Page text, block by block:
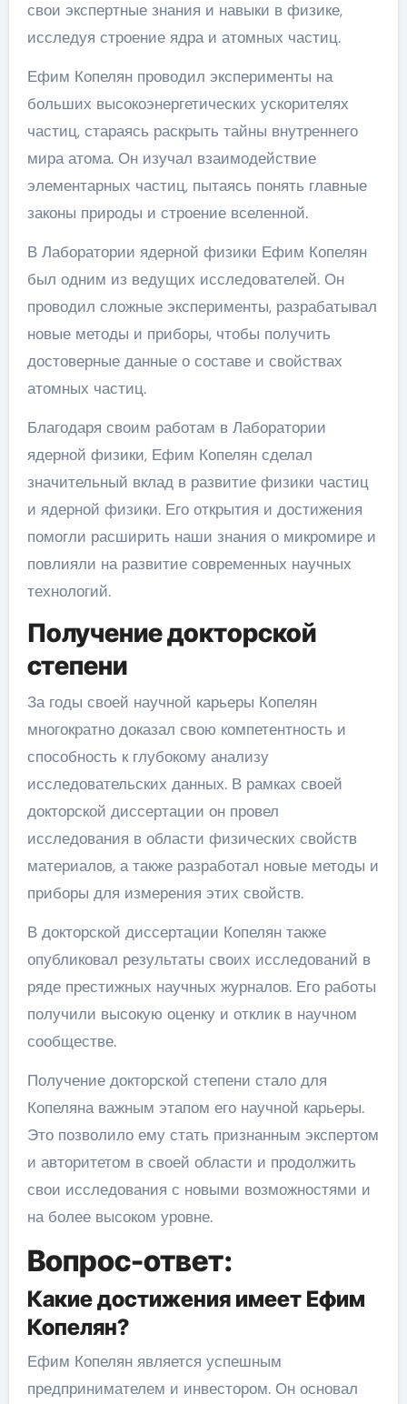
свои экспертные знания и навыки в физике,
исследуя строение ядра и атомных частиц.
Ефим Копелян проводил эксперименты на
больших высокоэнергетических ускорителях
частиц, стараясь раскрыть тайны внутреннего
мира атома. Он изучал взаимодействие
элементарных частиц, пытаясь понять главные
законы природы и строение вселенной.
В Лаборатории ядерной физики Ефим Копелян
был одним из ведущих исследователей. Он
проводил сложные эксперименты, разрабатывал
новые методы и приборы, чтобы получить
достоверные данные о составе и свойствах
атомных частиц.
Благодаря своим работам в Лаборатории
ядерной физики, Ефим Копелян сделал
значительный вклад в развитие физики частиц
и ядерной физики. Его открытия и достижения
помогли расширить наши знания о микромире и
повлияли на развитие современных научных
технологий.
Получение докторской
степени
За годы своей научной карьеры Копелян
многократно доказал свою компетентность и
способность к глубокому анализу
исследовательских данных. В рамках своей
докторской диссертации он провел
исследования в области физических свойств
материалов, а также разработал новые методы и
приборы для измерения этих свойств.
В докторской диссертации Копелян также
опубликовал результаты своих исследований в
ряде престижных научных журналов. Его работы
получили высокую оценку и отклик в научном
сообществе.
Получение докторской степени стало для
Копеляна важным этапом его научной карьеры.
Это позволило ему стать признанным экспертом
и авторитетом в своей области и продолжить
свои исследования с новыми возможностями и
на более высоком уровне.
Вопрос-ответ:
Какие достижения имеет Ефим
Копелян?
Ефим Копелян является успешным
предпринимателем и инвестором. Он основал